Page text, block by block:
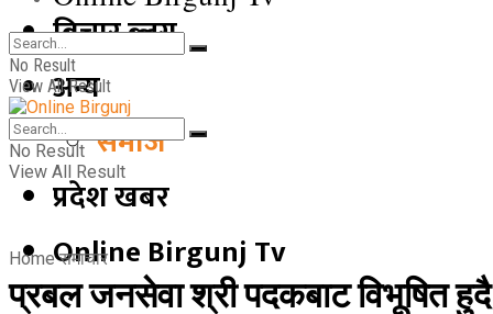
बिचार ब्लग
अन्य
समाज
प्रदेश खबर
Online Birgunj Tv
No Result
View All Result
No Result
View All Result
Home समाचार
प्रबल जनसेवा श्री पदकबाट विभूषित